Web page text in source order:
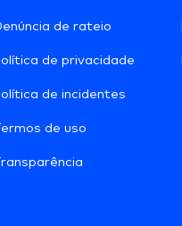
de rateio
de privacidade
de incidentes
de uso